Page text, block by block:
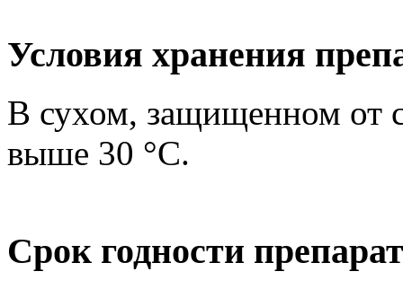
Условия хранения
В сухом, защищенном от
выше 30 °C.
Срок годности